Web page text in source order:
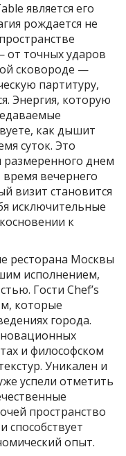
является его
рождается не
от точных ударов
сковороде —
партитуру,
Энергия, которую
как дышит
суток. Это
размеренного днем
вечернего
визит становится
исключительные
к
ресторана Москвы
исполнением,
Гости Chef’s
которые
города.
и философском
Уникален и
успели отметить
пространство
способствует
опыт.